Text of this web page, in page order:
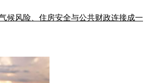
候风险、住房安全与公共财政连接成一